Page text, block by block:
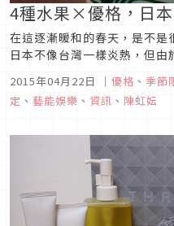
4種水果×優格，日
在這逐漸暖和的春天，是不
日本不像台灣一樣炎熱，但
便在4月15日推出了「4種水
大家啦！過去的星冰樂都是咖
化，但是這次的新產品可是日
2015年04月22日 ｜ 優格 、 季節
定 、 藝能娛樂 、 資訊 、 陳虹妘